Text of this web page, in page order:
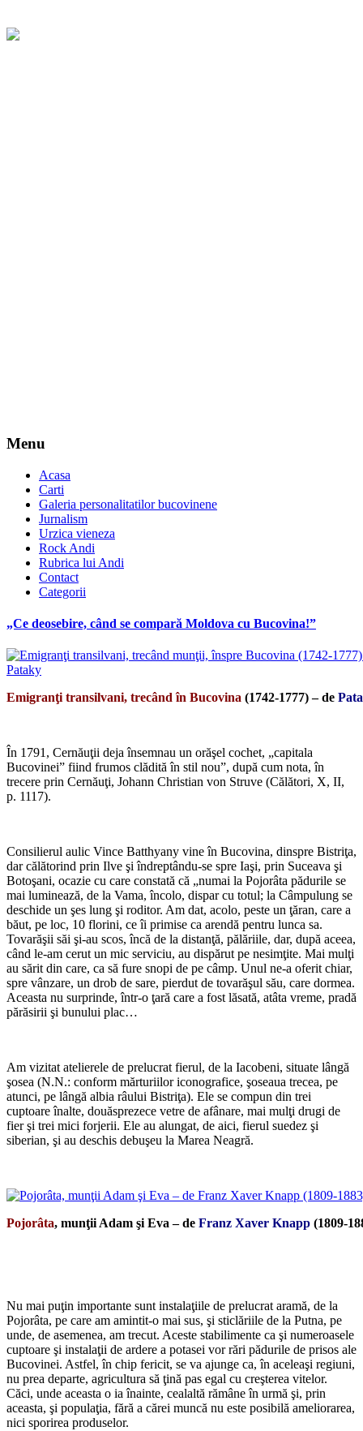
Menu
Acasa
Carti
Galeria personalitatilor bucovinene
Jurnalism
Urzica vieneza
Rock Andi
Rubrica lui Andi
Contact
Categorii
„Ce deosebire, când se compară Moldova cu Bucovina!”
Emigranţi transilvani, trecând în Bucovina (1742-1777) – de
În 1791, Cernăuţii deja însemnau un orăşel cochet, „capitala
Bucovinei” fiind frumos clădită în stil nou”, după cum nota, în
trecere prin Cernăuţi, Johann Christian von Struve (Călători, X, II,
p. 1117).
Consilierul aulic Vince Batthyany vine în Bucovina, dinspre Bistriţa,
dar călătorind prin Ilve şi îndreptându-se spre Iaşi, prin Suceava şi
Botoşani, ocazie cu care constată că „numai la Pojorâta pădurile se
mai luminează, de la Vama, încolo, dispar cu totul; la Câmpulung se
deschide un şes lung şi roditor. Am dat, acolo, peste un ţăran, care a
băut, pe loc, 10 florini, ce îi primise ca arendă pentru lunca sa.
Tovarăşii săi şi-au scos, încă de la distanţă, pălăriile, dar, după aceea,
când le-am cerut un mic serviciu, au dispărut pe nesimţite. Mai mulţi
au sărit din care, ca să fure snopi de pe câmp. Unul ne-a oferit chiar,
spre vânzare, un drob de sare, pierdut de tovarăşul său, care dormea.
Aceasta nu surprinde, într-o ţară care a fost lăsată, atâta vreme, pradă
părăsirii şi bunului plac…
Am vizitat atelierele de prelucrat fierul, de la Iacobeni, situate lângă
şosea (N.N.: conform mărturiilor iconografice, şoseaua trecea, pe
atunci, pe lângă albia râului Bistriţa). Ele se compun din trei
cuptoare înalte, douăsprezece vetre de afânare, mai mulţi drugi de
fier şi trei mici forjerii. Ele au alungat, de aici, fierul suedez şi
siberian, şi au deschis debuşeu la Marea Neagră.
Pojorâta, munţii Adam şi Eva – de Franz Xaver Knapp (1809-
Nu mai puţin importante sunt instalaţiile de prelucrat aramă, de la
Pojorâta, pe care am amintit-o mai sus, şi sticlăriile de la Putna, pe
unde, de asemenea, am trecut. Aceste stabilimente ca şi numeroasele
cuptoare şi instalaţii de ardere a potasei vor rări pădurile de prisos ale
Bucovinei. Astfel, în chip fericit, se va ajunge ca, în aceleaşi regiuni,
nu prea departe, agricultura să ţină pas egal cu creşterea vitelor.
Căci, unde aceasta o ia înainte, cealaltă rămâne în urmă şi, prin
aceasta, şi populaţia, fără a cărei muncă nu este posibilă ameliorarea,
nici sporirea produselor.